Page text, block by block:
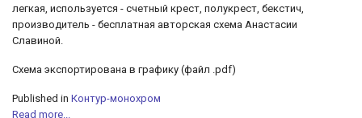
легкая, используется - счетный крест, полукрест, бекстич,
производитель - бесплатная авторская схема Анастасии
Славиной.
Cхема экспортирована в графику (файл .pdf)
Published in Контур-монохром
Read more...